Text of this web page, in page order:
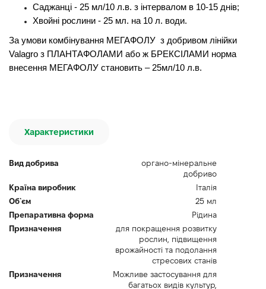
Саджанці - 25 мл/10 л.в. з інтервалом в 10-15 днів;
Хвойні рослини - 25 мл. на 10 л. води.
За умови комбінування МЕГАФОЛУ з добривом лінійки
Valagro з ПЛАНТАФОЛАМИ або ж БРЕКСІЛАМИ норма
внесення МЕГАФОЛУ становить – 25мл/10 л.в.
Характеристики
Вид добрива
органо-мінеральне
добриво
Країна виробник
Італія
Об`єм
25 мл
Препаративна форма
Рідина
Призначення
для покращення розвитку
рослин, підвищення
врожайності та подолання
стресових станів
Призначення
Можливе застосування для
багатьох видів культур,